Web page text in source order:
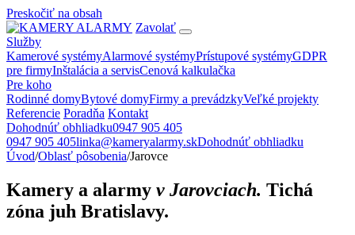
Preskočiť na obsah
Zavolať
Služby
Kamerové systémyAlarmové systémyPrístupové systémyGDPR
pre firmyInštalácia a servisCenová kalkulačka
Pre koho
Rodinné domyBytové domyFirmy a prevádzkyVeľké projekty
Referencie Poradňa Kontakt
Dohodnúť obhliadku0947 905 405
0947 905 405linka@kameryalarmy.skDohodnúť obhliadku
Úvod/Oblasť pôsobenia/Jarovce
Kamery a alarmy v Jarovciach. Tichá
zóna juh Bratislavy.